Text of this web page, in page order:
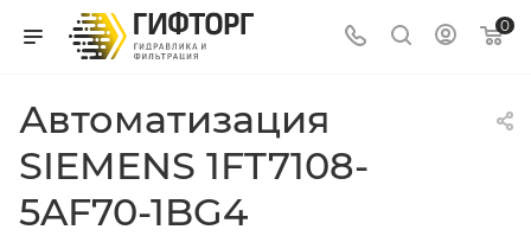
0
Автоматизация
SIEMENS 1FT7108-
5AF70-1BG4